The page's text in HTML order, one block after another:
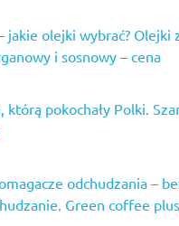
jakie olejki wybrać? Olejki
i sosnowy – cena
którą pokochały Polki.
odchudzania –
Green coffee